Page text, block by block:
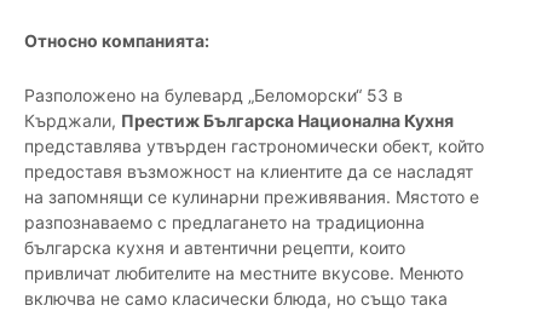
Относно компанията:
Разположено на булевард „Беломорски“ 53 в
Кърджали, Престиж Българска Национална Кухня
представлява утвърден гастрономически обект, който
предоставя възможност на клиентите да се насладят
на запомнящи се кулинарни преживявания. Мястото е
разпознаваемо с предлагането на традиционна
българска кухня и автентични рецепти, които
привличат любителите на местните вкусове. Менюто
включва не само класически блюда, но също така